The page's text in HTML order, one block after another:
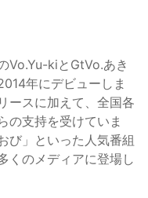
Vo.Yu-kiとGtVo.あき
年にデビューしま
ースに加えて、全国各
の支持を受けていま
び」といった人気番組
くのメディアに登場し